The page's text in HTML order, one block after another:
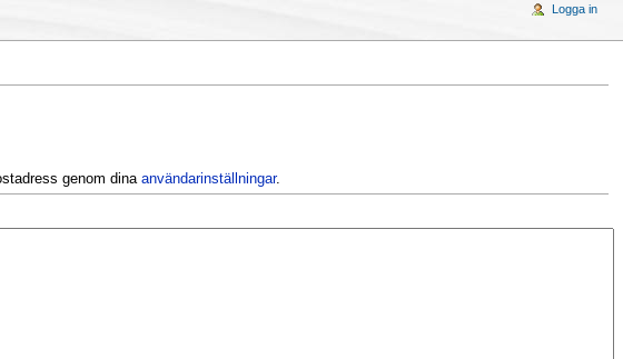
genom dina användarinställningar.
Logga in